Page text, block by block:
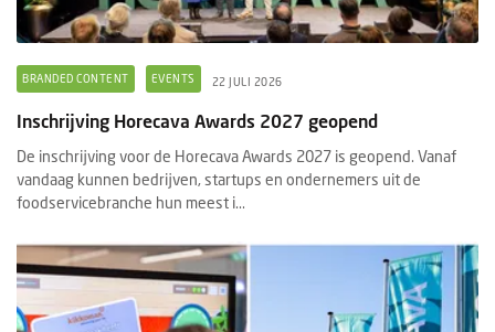
BRANDED CONTENT EVENTS 22 JULI 2026
Inschrijving Horecava Awards 2027 geopend
De inschrijving voor de Horecava Awards 2027 is geopend. Vanaf
vandaag kunnen bedrijven, startups en ondernemers uit de
foodservicebranche hun meest i...